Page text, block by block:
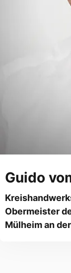
Guido
Obermeister
Mülheim an